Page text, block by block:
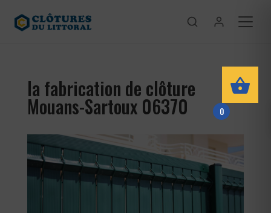
la fabrication de clôture
Mouans-Sartoux 06370 0